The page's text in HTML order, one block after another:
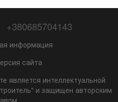
+380685704143
информация
сайта
является интеллектуальной
и защищен авторским